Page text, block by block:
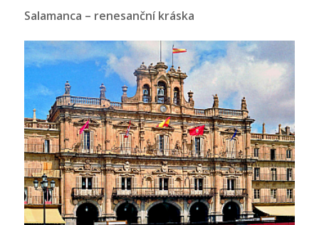
Salamanca – renesanční kráska